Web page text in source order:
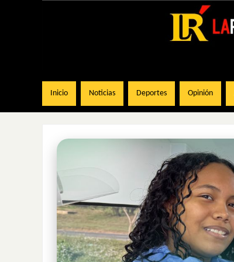
Inicio Noticias Deportes Opinión